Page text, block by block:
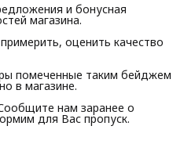
и бонусная
магазина.
оценить качество
помеченные таким бейджем
в магазине.
нам заранее о
для Вас пропуск.